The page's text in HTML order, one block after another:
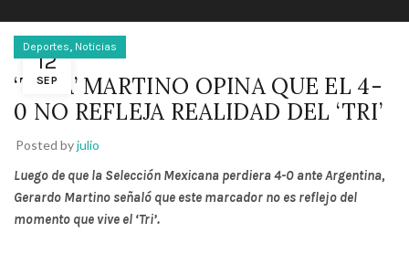
12
SEP
Deportes, Noticias
‘TATA’ MARTINO OPINA QUE EL 4-
0 NO REFLEJA REALIDAD DEL ‘TRI’
Posted byjulio
Luego de que la Selección Mexicana perdiera 4-0 ante Argentina,
Gerardo Martino señaló que este marcador no es reflejo del
momento que vive el ‘Tri’.